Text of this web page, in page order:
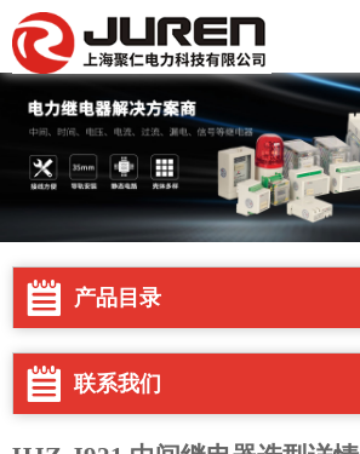
产品目录
联系我们